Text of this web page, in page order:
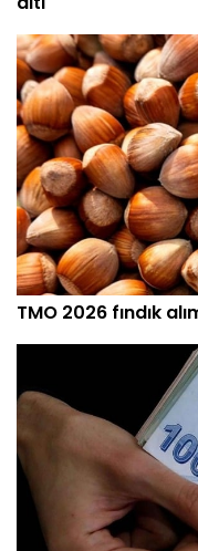
TMO 2026 fındık